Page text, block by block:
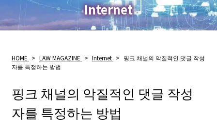
Internet
HOME > LAW MAGAZINE > Internet > 핑크 채널의 악질적인 댓글 작성
자를 특정하는 방법
핑크 채널의 악질적인 댓글 작성
자를 특정하는 방법